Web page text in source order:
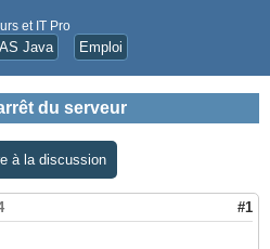
et IT Pro
Java Emploi
du serveur
à la discussion
#1